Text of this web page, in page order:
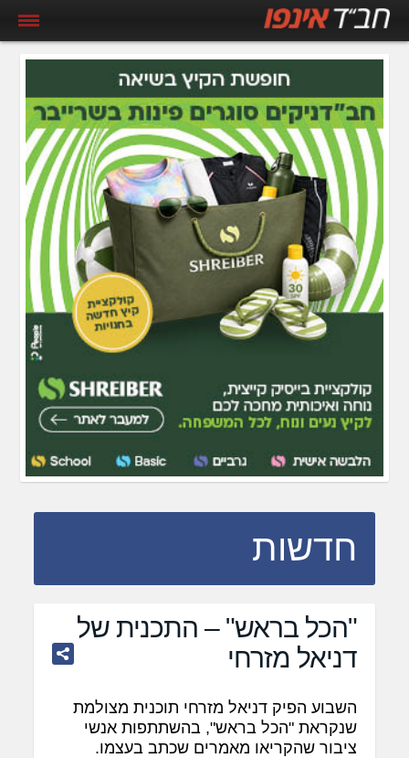
חדשות
"הכל בראש" – התכנית של
דניאל מזרחי
השבוע הפיק דניאל מזרחי תוכנית מצולמת
שנקראת "הכל בראש", בהשתתפות אנשי
ציבור שהקריאו מאמרים שכתב בעצמו.